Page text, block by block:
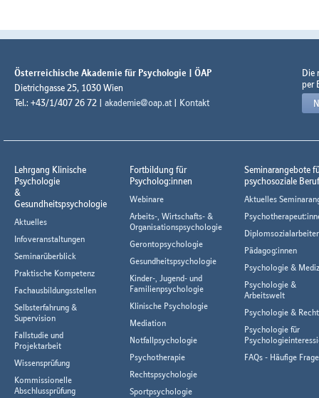
Österreichische Akademie für Psychologie | ÖAP
Dietrichgasse 25, 1030 Wien
Tel.: +43/1/407 26 72 | akademie@oap.at | Kontakt
Die
per
Lehrgang Klinische
Psychologie
&
Gesundheitspsychologie
Aktuelles
Infoveranstaltungen
Seminarüberblick
Praktische Kompetenz
Fachausbildungsstellen
Selbsterfahrung &
Supervision
Fallstudie und
Projektarbeit
Wissensprüfung
Kommissionelle
Abschlussprüfung
Fortbildung für
Psycholog:innen
Webinare
Arbeits-, Wirtschafts- &
Organisationspsychologie
Gerontopsychologie
Gesundheitspsychologie
Kinder-, Jugend- und
Familienpsychologie
Klinische Psychologie
Mediation
Notfallpsychologie
Psychotherapie
Rechtspsychologie
Sportpsychologie
Seminarangebote
psychosoziale
Aktuelles
Pädagog:innen
Psychologie &
Psychologie &
Arbeitswelt
Psychologie & Recht
Psychologie für
FAQs - Häufige